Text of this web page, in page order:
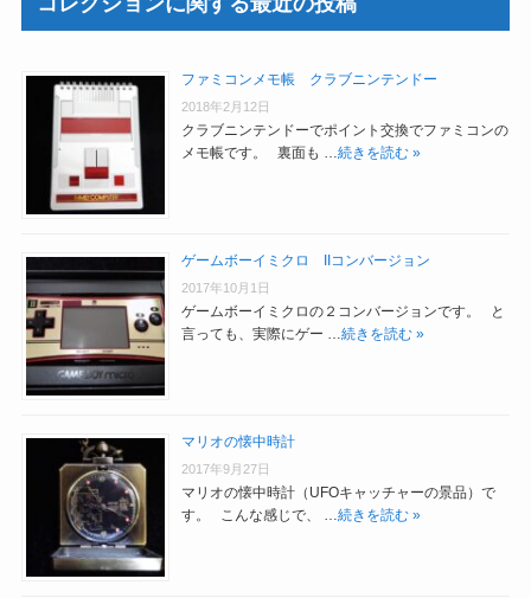
ファミコンメモ帳 クラブニンテンドー
2018年2月12日
クラブニンテンドーでポイント交換でファミコンの
メモ帳です。 裏面も … 続きを読む »
ゲームボーイミクロ IIコンバージョン
2017年10月1日
ゲームボーイミクロの２コンバージョンです。 と
言っても、実際にゲー … 続きを読む »
マリオの懐中時計
2017年9月27日
マリオの懐中時計（UFOキャッチャーの景品）で
す。 こんな感じで、 … 続きを読む »